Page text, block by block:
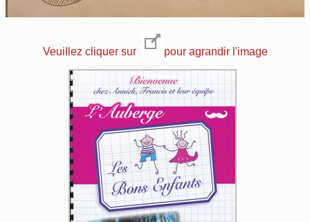
Veuillez cliquer sur pour agrandir l'image